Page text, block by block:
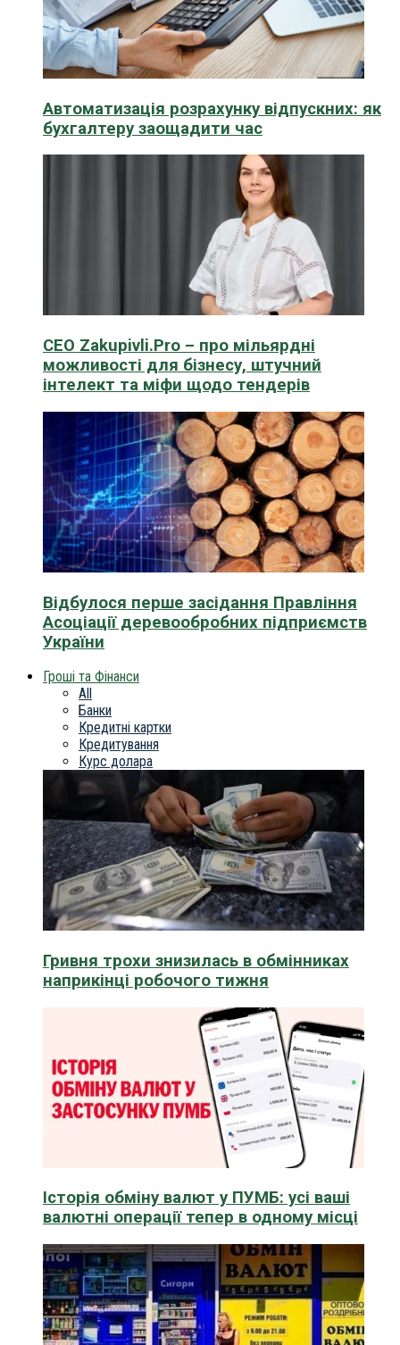
Автоматизація розрахунку відпускних: як
бухгалтеру заощадити час
CEO Zakupivli.Pro – про мільярдні
можливості для бізнесу, штучний
інтелект та міфи щодо тендерів
Відбулося перше засідання Правління
Асоціації деревообробних підприємств
України
Гроші та Фінанси
All
Банки
Кредитні картки
Кредитування
Курс долара
Гривня трохи знизилась в обмінниках
наприкінці робочого тижня
Історія обміну валют у ПУМБ: усі ваші
валютні операції тепер в одному місці